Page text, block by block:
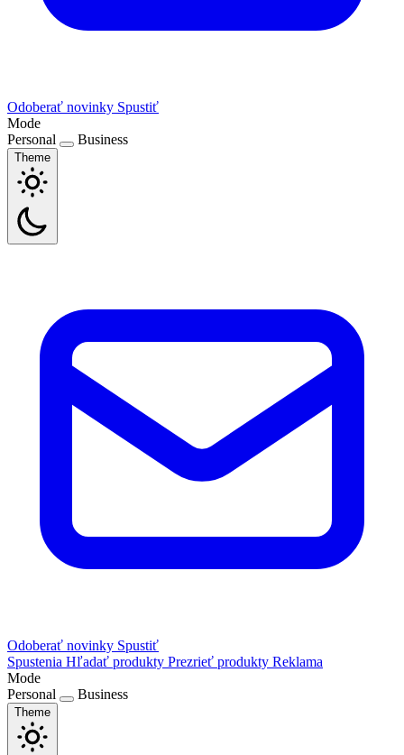
Odoberať novinky Spustiť
Mode
Personal
Business
Theme
Odoberať novinky Spustiť
Spustenia Hľadať produkty Prezrieť produkty Reklama
Mode
Personal
Business
Theme